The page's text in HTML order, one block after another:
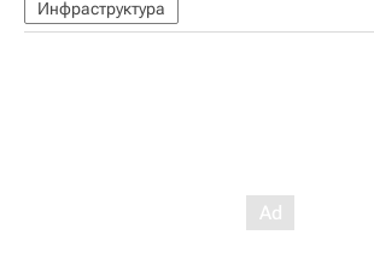
Инфраструктура